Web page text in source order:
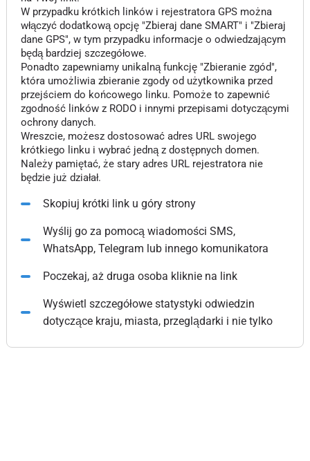
W przypadku krótkich linków i rejestratora GPS można
włączyć dodatkową opcję "Zbieraj dane SMART" i "Zbieraj
dane GPS", w tym przypadku informacje o odwiedzającym
będą bardziej szczegółowe.
Ponadto zapewniamy unikalną funkcję "Zbieranie zgód",
która umożliwia zbieranie zgody od użytkownika przed
przejściem do końcowego linku. Pomoże to zapewnić
zgodność linków z RODO i innymi przepisami dotyczącymi
ochrony danych.
Wreszcie, możesz dostosować adres URL swojego
krótkiego linku i wybrać jedną z dostępnych domen.
Należy pamiętać, że stary adres URL rejestratora nie
będzie już działał.
Skopiuj krótki link u góry strony
Wyślij go za pomocą wiadomości SMS,
WhatsApp, Telegram lub innego komunikatora
Poczekaj, aż druga osoba kliknie na link
Wyświetl szczegółowe statystyki odwiedzin
dotyczące kraju, miasta, przeglądarki i nie tylko